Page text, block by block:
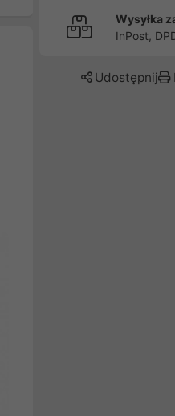
Wysyłka
InPost,
Udostępnij